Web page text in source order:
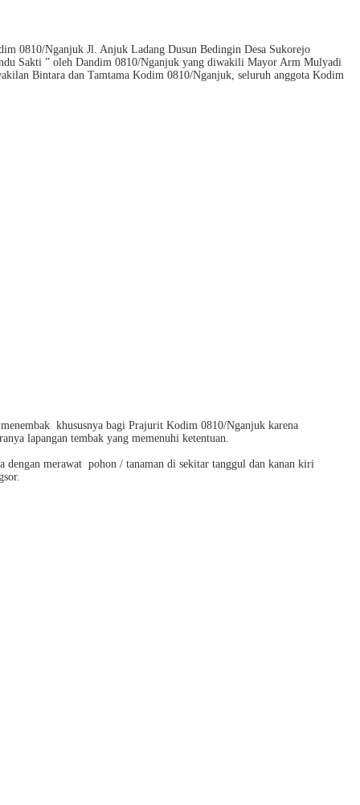
0810/Nganjuk Jl. Anjuk Ladang Dusun Bedingin Desa Sukorejo
Sakti ” oleh Dandim 0810/Nganjuk yang diwakili Mayor Arm Mulyadi
Bintara dan Tamtama Kodim 0810/Nganjuk, seluruh anggota Kodim
khususnya bagi Prajurit Kodim 0810/Nganjuk karena
lapangan tembak yang memenuhi ketentuan.
dengan merawat pohon / tanaman di sekitar tanggul dan kanan kiri